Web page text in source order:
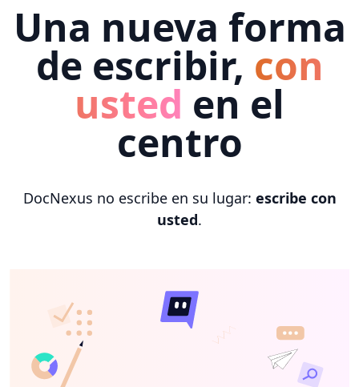
Una nueva forma
de escribir, con
usted en el
centro
DocNexus no escribe en su lugar: escribe con
usted.